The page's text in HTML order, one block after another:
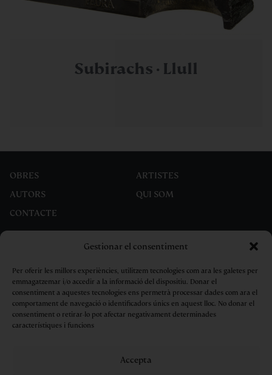
Gestionar el consentiment
Per oferir les millors experiències, utilitzem tecnologies com ara les galetes per
emmagatzemar i/o accedir a la informació del dispositiu. Donar el
consentiment a aquestes tecnologies ens permetrà processar dades com ara el
comportament de navegació o identificadors únics en aquest lloc. No donar el
consentiment o retirar-lo pot afectar negativament determinades
característiques i funcions
Accepta
Subirachs · Llull
OBRES
ARTISTES
AUTORS
QUI SOM
CONTACTE